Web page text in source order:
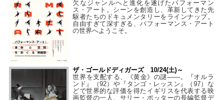
欠なジャンルへと進化を遂げたパフォーマン
ス・アート。シーンを創造し、革新してきた先
駆者たちのドキュメンタリーをラインナップ。
自由すぎて深すぎる、パフォーマンス・アート
の世界へようこそ。
ザ・ゴールドディガーズ 10/24(土)～
世界を支配する、《黄金》の謎――。『オルラ
ンド』（92）や『タンゴ・レッスン』（97）な
どで世界的な評価を得たイギリスを代表する映
画監督の一人、サリー・ポッターの長編監督デ